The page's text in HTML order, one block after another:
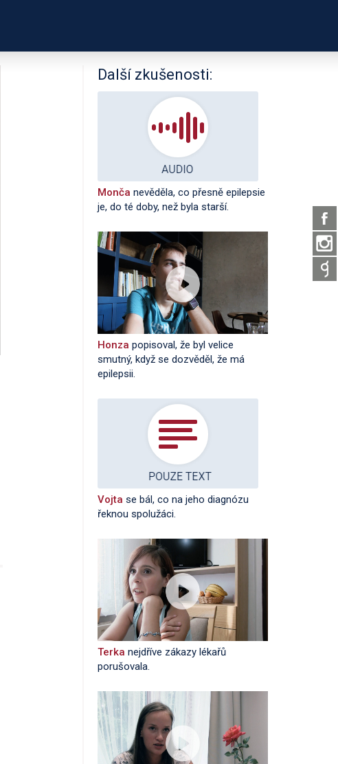
Další zkušenosti:
Monča nevěděla, co přesně epilepsie
je, do té doby, než byla starší.
Honza popisoval, že byl velice
smutný, když se dozvěděl, že má
epilepsii.
Vojta se bál, co na jeho diagnózu
řeknou spolužáci.
Terka nejdříve zákazy lékařů
porušovala.